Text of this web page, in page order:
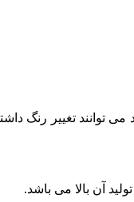
توانند تغییر رنگ
آن بالا می باشد.